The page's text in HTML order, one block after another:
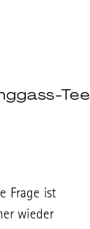
Tee
Frage ist
wieder